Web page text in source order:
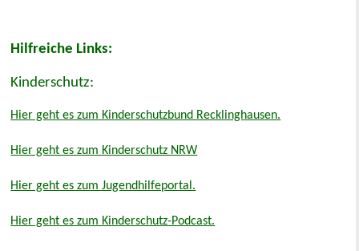
Hilfreiche Links:
Kinderschutz:
Hier geht es zum Kinderschutzbund Recklinghausen.
Hier geht es zum Kinderschutz NRW
Hier geht es zum Jugendhilfeportal.
Hier geht es zum Kinderschutz-Podcast.